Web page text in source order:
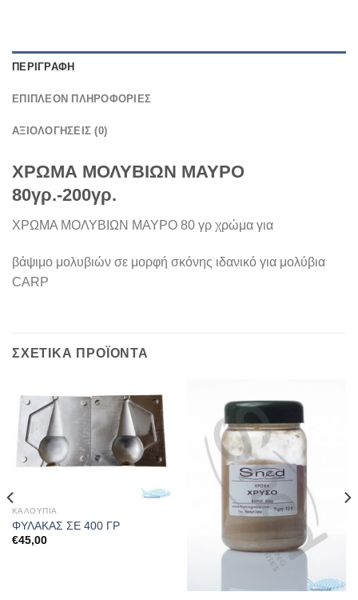
ΠΕΡΙΓΡΑΦΉ
ΕΠΙΠΛΈΟΝ ΠΛΗΡΟΦΟΡΊΕΣ
ΑΞΙΟΛΟΓΉΣΕΙΣ (0)
ΧΡΩΜΑ ΜΟΛΥΒΙΩΝ ΜΑΥΡΟ
80γρ.-200γρ.
ΧΡΩΜΑ ΜΟΛΥΒΙΩΝ ΜΑΥΡΟ 80 γρ χρώμα για
βάψιμο μολυβιών σε μορφή σκόνης ιδανικό για μολύβια
CARP
ΣΧΕΤΙΚΆ ΠΡΟΪΌΝΤΑ
ΚΑΛΟΥΠΙΑ
ΦΥΛΑΚΑΣ ΣΕ 400 ΓΡ
€45,00